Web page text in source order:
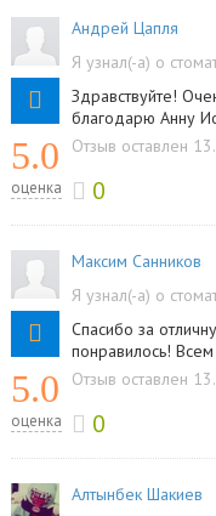
5.0
оценка
Андрей Цапля
Я узнал(-а) о
Здравствуйте!
благодарю Анну
Отзыв оставлен
0
5.0
оценка
Максим Санников
Я узнал(-а) о
Спасибо за
понравилось!
Отзыв оставлен
0
Алтынбек Шакиев